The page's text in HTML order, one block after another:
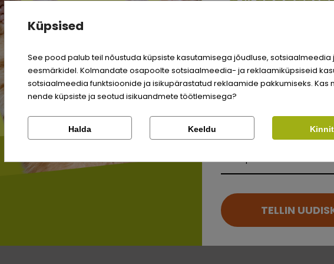
niiskus
D3-vitamiin
tsink
mangaan
jood
Kontrolli tellimust
Logi sisse
Registreeru
Facebook Google
Ei saa kontole sisse logida?
Lemmikloom
Kauplus
TELLIN
Küpsised
See pood palub teil nõustuda küpsiste kasutamisega jõudluse, sotsiaalmeedia
eesmärkidel. Kolmandate osapoolte sotsiaalmeedia- ja reklaamiküpsiseid
sotsiaalmeedia funktsioonide ja isikupärastatud reklaamide pakkumiseks. Kas
nende küpsiste ja seotud isikuandmete töötlemisega?
Halda Keeldu